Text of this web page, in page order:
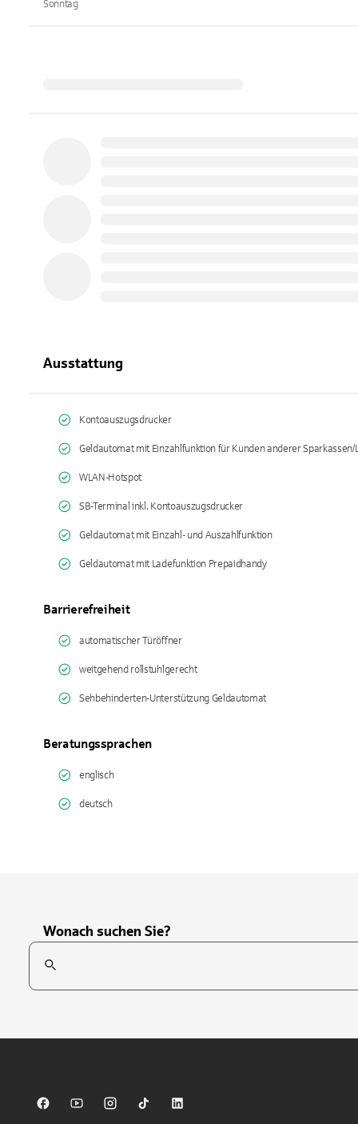
Sonntag
Ausstattung
Kontoauszugsdrucker
Geldautomat mit Einzahlfunktion für Kunden anderer Sparkassen/
WLAN-Hotspot
SB-Terminal inkl. Kontoauszugsdrucker
Geldautomat mit Einzahl- und Auszahlfunktion
Geldautomat mit Ladefunktion Prepaidhandy
Barrierefreiheit
automatischer Türöffner
weitgehend rollstuhlgerecht
Sehbehinderten-Unterstützung Geldautomat
Beratungssprachen
englisch
deutsch
Wonach suchen Sie?
Suchfeld
Sparkasse auf Facebook
Sparkasse auf Youtube
Sparkasse auf Instagram
Sparkasse auf TikTok
Sparkasse auf LinkedIn